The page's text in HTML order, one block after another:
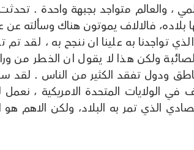
، والعالم متواجد بجبهة واحدة .
بلاده، فالالاف يموتون هناك وسألته عن
تواجدنا به علينا ان ننجح به ، لقد تم
ولكن هذا لا يقول ان الخطر من
ودول تفقد الكثير من الناس . لقد
يقول انه يمكن ان يموت من 150 الف الى 250 الف في الولايات المتحدة الامريكية ،
الاقتصادي الذي تمر به البلاد، ولكن الاهم هو